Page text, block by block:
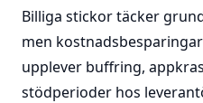
Billiga stickor täcker
men
upplever buffring,
stödperioder hos